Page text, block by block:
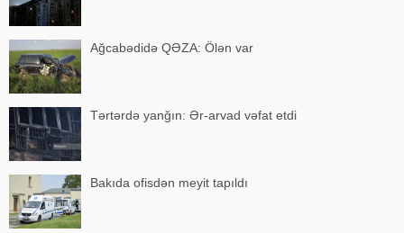
Ağcabədidə QƏZA: Ölən var
Tərtərdə yanğın: Ər-arvad vəfat etdi
Bakıda ofisdən meyit tapıldı